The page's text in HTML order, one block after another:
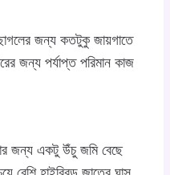
জন্য কতটুকু জায়গাতে
জন্য পর্যাপ্ত পরিমান কাজ
জন্য একটু উঁচু জমি বেছে